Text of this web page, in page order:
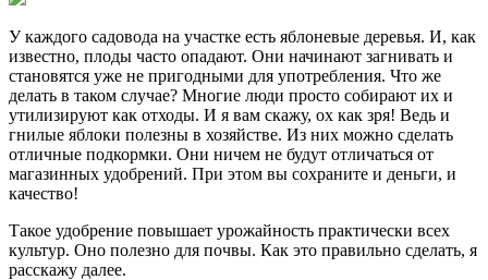
У каждого садовода на участке есть яблоневые деревья. И, как
известно, плоды часто опадают. Они начинают загнивать и
становятся уже не пригодными для употребления. Что же
делать в таком случае? Многие люди просто собирают их и
утилизируют как отходы. И я вам скажу, ох как зря! Ведь и
гнилые яблоки полезны в хозяйстве. Из них можно сделать
отличные подкормки. Они ничем не будут отличаться от
магазинных удобрений. При этом вы сохраните и деньги, и
качество!
Такое удобрение повышает урожайность практически всех
культур. Оно полезно для почвы. Как это правильно сделать, я
расскажу далее.